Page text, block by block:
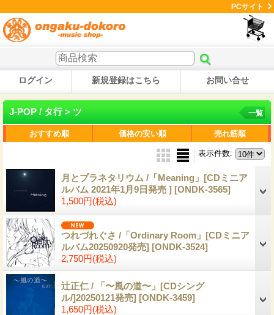
PCサイト
ログイン 新規登録はこちら お問い合せ
J-POP / タ行 > ツ 一覧
おすすめ順 価格の安い順 売れ筋順
表示件数:
月とプラネタリウム /「Meaning」[CDミニア
ルバム 2021年1月9日発売 ] [ONDK-3565]
1,500円(税込)
つれづれぐさ /「Ordinary Room」[CDミニア
ルバム20250920発売] [ONDK-3524]
2,750円(税込)
辻正仁 / 「〜風の道〜」[CDシング
ル/]20250121発売] [ONDK-3459]
1,650円(税込)